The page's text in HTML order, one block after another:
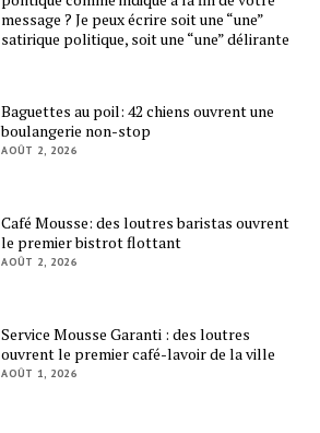
message ? Je peux écrire soit une “une”
satirique politique, soit une “une” délirante
Baguettes au poil: 42 chiens ouvrent une
boulangerie non-stop
AOÛT 2, 2026
Café Mousse: des loutres baristas ouvrent
le premier bistrot flottant
AOÛT 2, 2026
Service Mousse Garanti : des loutres
ouvrent le premier café-lavoir de la ville
AOÛT 1, 2026